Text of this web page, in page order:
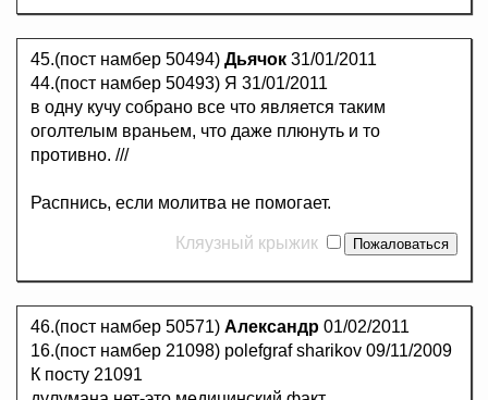
45.(пост намбер 50494) Дьячок 31/01/2011
44.(пост намбер 50493) Я 31/01/2011
в одну кучу собрано все что является таким
оголтелым враньем, что даже плюнуть и то
противно. ///
Распнись, если молитва не помогает.
Кляузный крыжик
46.(пост намбер 50571) Александр 01/02/2011
16.(пост намбер 21098) polefgraf sharikov 09/11/2009
К посту 21091